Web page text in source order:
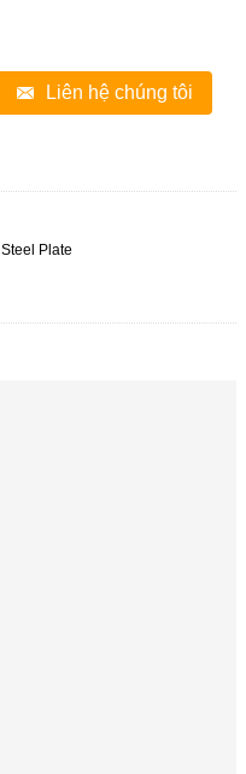
Liên hệ chúng tôi
Plate